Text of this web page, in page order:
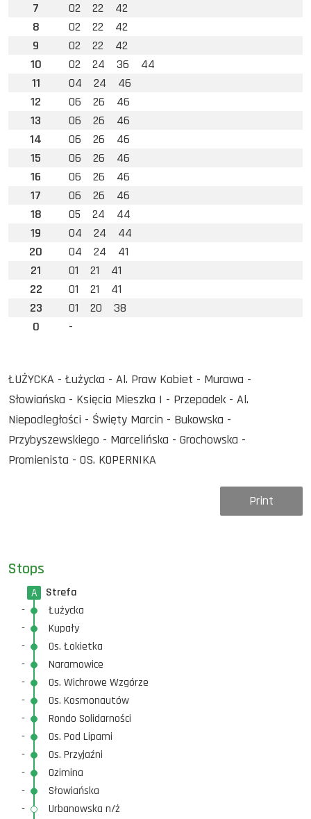
Stops
A
Strefa
-
Łużycka
-
Kupały
-
Os. Łokietka
-
Naramowice
-
Os. Wichrowe Wzgórze
-
Os. Kosmonautów
-
Rondo Solidarności
-
Os. Pod Lipami
-
Os. Przyjaźni
-
Ozimina
-
Słowiańska
-
Urbanowska n/ż
7 02 22
42
8
02 22
42
9
02 22
42
10
02 24 36
44
11
04 24
46
12
06 26
46
13
06 26
46
14
06 26
46
15
06 26
46
16
06 26
46
17
06 26
46
18
05 24
44
19
04 24
44
20
04 24
41
21
01 21
41
22
01 21
41
23
01 20
38
0
-
ŁUŻYCKA - Łużycka - Al. Praw Kobiet - Murawa -
Słowiańska - Księcia Mieszka I - Przepadek - Al.
Niepodległości - Święty Marcin - Bukowska -
Przybyszewskiego - Marcelińska - Grochowska -
Promienista - OS. KOPERNIKA
Print